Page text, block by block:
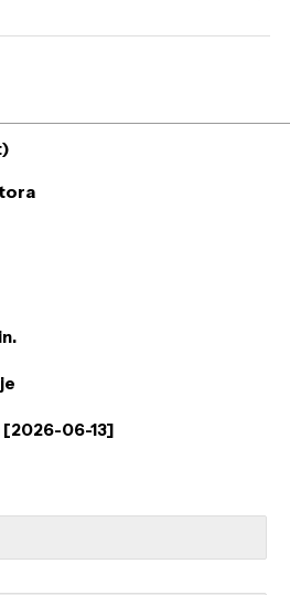
[2026-06-13]